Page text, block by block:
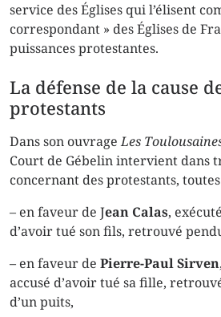
service des Églises qui l’élisent
correspondant » des Églises de
puissances protestantes.
La défense de la cause
protestants
Dans son ouvrageLes
Court de Gébelin intervient dans
concernant des protestants,
– en faveur de Jean Calas,
d’avoir tué son fils, retrouvé
– en faveur de Pierre-Paul Sirven
accusé d’avoir tué sa fille,
d’un puits,